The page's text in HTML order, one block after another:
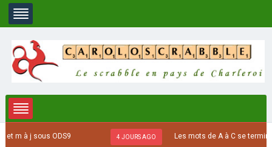
ODS9 4 JOURS AGO Les mots de A à C se terminant par US,